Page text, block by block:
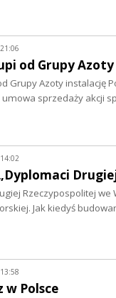
od Grupy
Grupy Azoty instalację
sprzedaży akcji
Rzeczypospolitej we
Jak kiedyś
w Polsce